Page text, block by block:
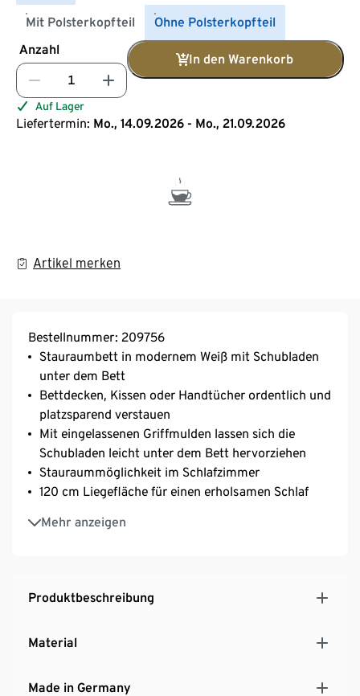
Mit Polsterkopfteil
Ohne Polsterkopfteil
Anzahl
In den Warenkorb
Auf Lager
Liefertermin: Mo., 14.09.2026 - Mo., 21.09.2026
Artikel merken
Bestellnummer: 209756
Stauraumbett in modernem Weiß mit Schubladen
unter dem Bett
Bettdecken, Kissen oder Handtücher ordentlich und
platzsparend verstauen
Mit eingelassenen Griffmulden lassen sich die
Schubladen leicht unter dem Bett hervorziehen
Stauraummöglichkeit im Schlafzimmer
120 cm Liegefläche für einen erholsamen Schlaf
Mehr anzeigen
MADE IN GERMANY
Lattenrost und Matratze nicht im Lieferumfang
Produktbeschreibung
Material
Made in Germany